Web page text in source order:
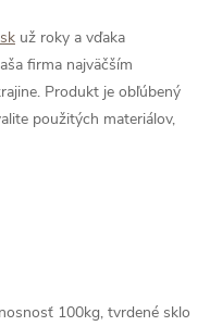
už roky a vďaka
firma najväčším
Produkt je obľúbený
použitých materiálov,
100kg, tvrdené sklo